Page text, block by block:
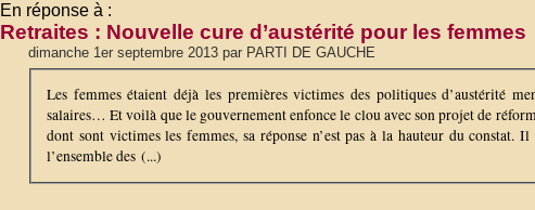
En réponse à :
Retraites : Nouvelle cure d’austérité pour les femmes
dimanche 1er septembre 2013 par PARTI DE GAUCHE
Les femmes étaient déjà les premières victimes des politiques d’austérité
salaires… Et voilà que le gouvernement enfonce le clou avec son projet de
dont sont victimes les femmes, sa réponse n’est pas à la hauteur du constat.
l’ensemble des (...)